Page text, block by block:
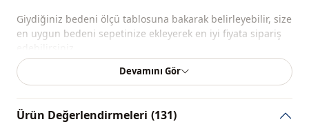
Giydiğiniz bedeni ölçü tablosuna bakarak belirleyebilir, size
en uygun bedeni sepetinize ekleyerek en iyi fiyata sipariş
Ürün slim fit kesime sahiptir ve vücuda oturur; daha
rahat bir kullanım isteyenler için bir beden büyük tercih
edilebilir.
Devamını Gör
Ürün Değerlendirmeleri (131)